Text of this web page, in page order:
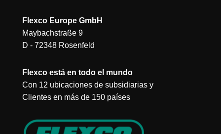
Flexco Europe GmbH
Maybachstraße 9
D - 72348 Rosenfeld
Flexco está en todo el mundo
Con 12 ubicaciones de subsidiarias y
Clientes en más de 150 países